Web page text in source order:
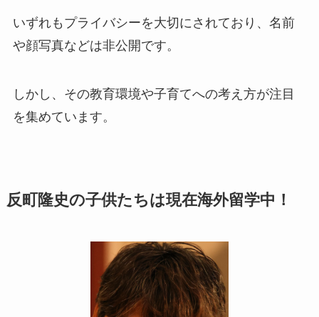
いずれもプライバシーを大切にされており、名前
や顔写真などは非公開です。
しかし、その教育環境や子育てへの考え方が注目
を集めています。
反町隆史の子供たちは現在海外留学中！